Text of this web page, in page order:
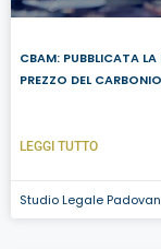
CBAM: PUBBLICATA
PREZZO DEL
LEGGI TUTTO
Studio Legale Padovan